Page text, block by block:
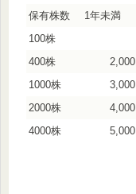
保有株数 1年未満
100株
400株
2,000
1000株
3,000
2000株
4,000
4000株
5,000